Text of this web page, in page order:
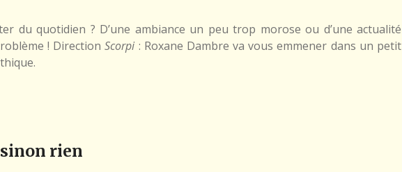
du quotidien ? D’une ambiance un peu trop morose ou d’une actualité
! DirectionScorpi : Roxane Dambre va vous emmener dans un petit
rien